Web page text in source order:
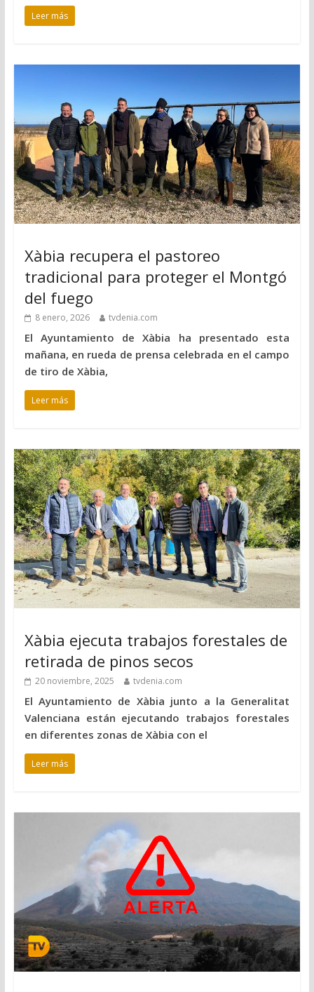
Leer más
Xàbia recupera el pastoreo
tradicional para proteger el Montgó
del fuego
8 enero, 2026 tvdenia.com
El Ayuntamiento de Xàbia ha presentado esta
mañana, en rueda de prensa celebrada en el campo
de tiro de Xàbia,
Leer más
Xàbia ejecuta trabajos forestales de
retirada de pinos secos
20 noviembre, 2025 tvdenia.com
El Ayuntamiento de Xàbia junto a la Generalitat
Valenciana están ejecutando trabajos forestales
en diferentes zonas de Xàbia con el
Leer más